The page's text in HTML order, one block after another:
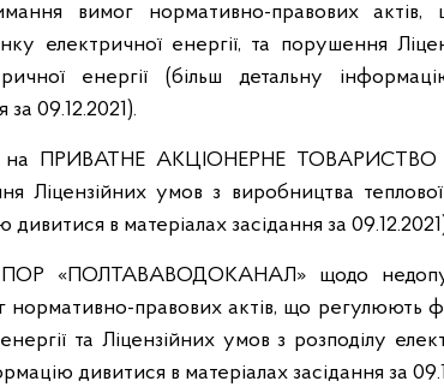
вимог нормативно-правових
електричної енергії, та порушення
енергії (більш детальну
за 09.12.2021).
на ПРИВАТНЕ АКЦІОНЕРНЕ ТОВАРИСТВО
Ліцензійних умов з виробництва теплової
в матеріалах засідання за
«ПОЛТАВАВОДОКАНАЛ» щодо
нормативно-правових актів, що регулюють
та Ліцензійних умов з розподілу
дивитися в матеріалах засідання за